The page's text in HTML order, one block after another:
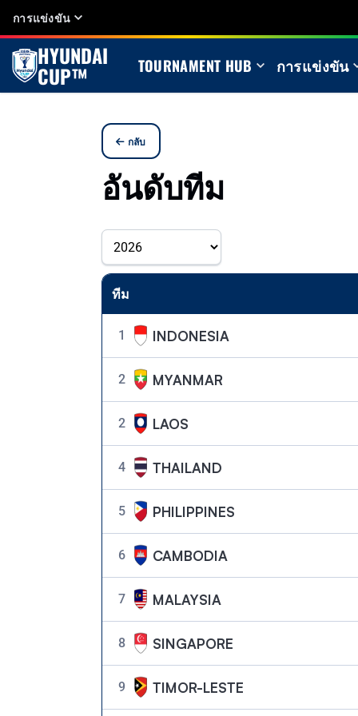
การแข่งขัน
HYUNDAI
CUP™ TOURNAMENT HUB การแข่งขัน
กลับ
อันดับทีม
ทีม
1 INDONESIA
2 MYANMAR
2 LAOS
4 THAILAND
5 PHILIPPINES
6 CAMBODIA
7 MALAYSIA
8 SINGAPORE
9 TIMOR-LESTE